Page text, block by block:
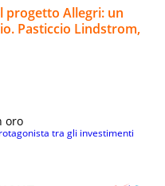
progetto Allegri: un
Pasticcio Lindstrom,
oro
tra gli investimenti